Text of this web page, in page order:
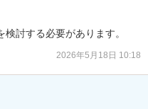
討する必要があります。
2026年5月18日 10:18